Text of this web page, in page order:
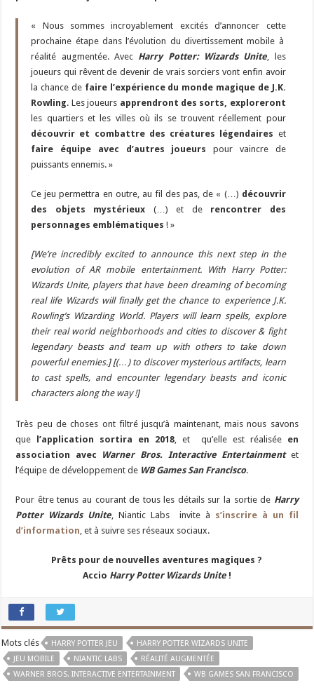
« Nous sommes incroyablement excités d’annoncer cette
prochaine étape dans l’évolution du divertissement mobile à
réalité augmentée. Avec Harry Potter: Wizards Unite , les
joueurs qui rêvent de devenir de vrais sorciers vont enfin avoir
la chance de faire l’expérience du monde magique de J.K.
Rowling. Les joueurs apprendront des sorts, exploreront
les quartiers et les villes où ils se trouvent réellement pour
découvrir et combattre des créatures légendaires et
faire équipe avec d’autres joueurs pour vaincre de
puissants ennemis. »
Ce jeu permettra en outre, au fil des pas, de « (…) découvrir
des objets mystérieux (…) et de rencontrer des
personnages emblématiques ! »
[We’re incredibly excited to announce this next step in the
evolution of AR mobile entertainment. With Harry Potter:
Wizards Unite, players that have been dreaming of becoming
real life Wizards will finally get the chance to experience J.K.
Rowling’s Wizarding World. Players will learn spells, explore
their real world neighborhoods and cities to discover & fight
legendary beasts and team up with others to take down
powerful enemies.] [(…) to discover mysterious artifacts, learn
to cast spells, and encounter legendary beasts and iconic
characters along the way !]
Très peu de choses ont filtré jusqu’à maintenant, mais nous savons
que l’application sortira en 2018 , et qu’elle est réalisée en
association avec
Warner Bros. Interactive Entertainmentet
l’équipe de développement de WB Games San Francisco.
Pour être tenus au courant de tous les détails sur la sortie de Harry
Potter Wizards Unite , Niantic Labs invite à s’inscrire à un fil
d’information , et à suivre ses réseaux sociaux.
Prêts pour de nouvelles aventures magiques ?
Accio Harry Potter Wizards Unite!
Mots clés HARRY POTTER JEU
HARRY POTTER WIZARDS UNITE
JEU MOBILE
NIANTIC LABS
RÉALITÉ AUGMENTÉE
WARNER BROS. INTERACTIVE ENTERTAINMENT
WB GAMES SAN FRANCISCO